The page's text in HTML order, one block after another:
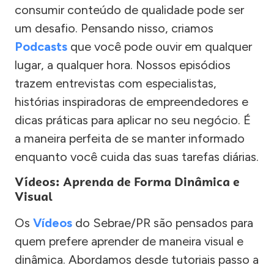
consumir conteúdo de qualidade pode ser
um desafio. Pensando nisso, criamos
Podcasts que você pode ouvir em qualquer
lugar, a qualquer hora. Nossos episódios
trazem entrevistas com especialistas,
histórias inspiradoras de empreendedores e
dicas práticas para aplicar no seu negócio. É
a maneira perfeita de se manter informado
enquanto você cuida das suas tarefas diárias.
Vídeos: Aprenda de Forma Dinâmica e
Visual
Os Vídeos do Sebrae/PR são pensados para
quem prefere aprender de maneira visual e
dinâmica. Abordamos desde tutoriais passo a